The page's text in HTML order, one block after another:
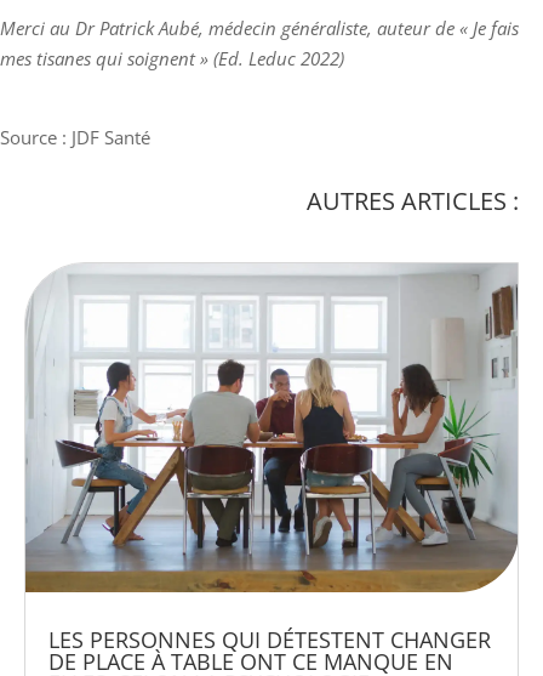
Merci au Dr Patrick Aubé, médecin généraliste, auteur de « Je fais
mes tisanes qui soignent » (Ed. Leduc 2022)
Source : JDF Santé
AUTRES ARTICLES :
LES PERSONNES QUI DÉTESTENT CHANGER
DE PLACE À TABLE ONT CE MANQUE EN